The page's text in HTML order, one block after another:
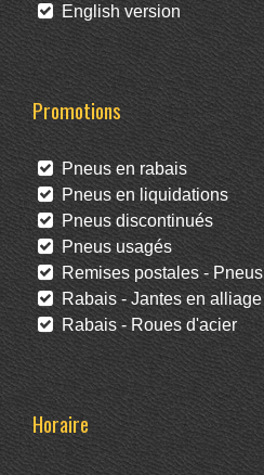
English version
Promotions
Pneus en rabais
Pneus en liquidations
Pneus discontinués
Pneus usagés
Remises postales - Pneus
Rabais - Jantes en alliage
Rabais - Roues d'acier
Horaire